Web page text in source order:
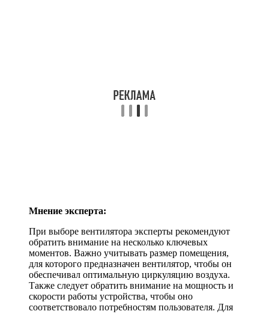
Мнение эксперта:
При выборе вентилятора эксперты рекомендуют
обратить внимание на несколько ключевых
моментов. Важно учитывать размер помещения,
для которого предназначен вентилятор, чтобы он
обеспечивал оптимальную циркуляцию воздуха.
Также следует обратить внимание на мощность и
скорости работы устройства, чтобы оно
соответствовало потребностям пользователя. Для